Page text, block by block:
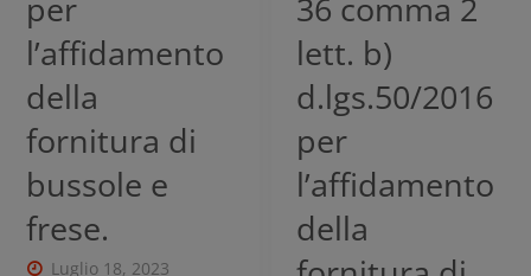
l’affidamento
della
fornitura di
bussole e
frese.
Luglio 18, 2023
lett. b)
d.lgs.50/2016
per
l’affidamento
della